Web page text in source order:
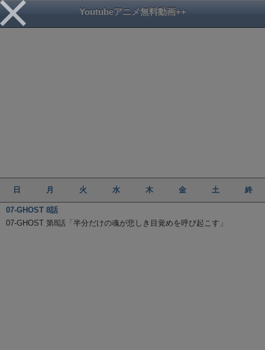
Youtubeアニメ無料動画++
日 月 火 水 木 金 土 終
07-GHOST 8話
07-GHOST 第8話「半分だけの魂が悲しき目覚めを呼び起こす」